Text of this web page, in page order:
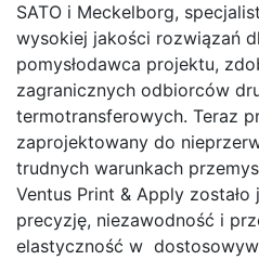
SATO i Meckelborg,
wysokiej jakości rozwiązań
pomysłodawca projektu,
zagranicznych odbiorców
termotransferowych. Teraz
zaprojektowany do
trudnych warunkach
Ventus Print & Apply
precyzję, niezawodność i
elastyczność w